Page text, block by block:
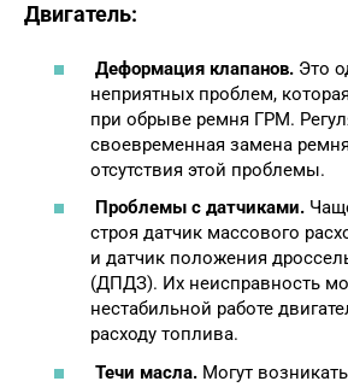
Двигатель:
Деформация клапанов. Это
неприятных проблем,
при обрыве ремня ГРМ.
своевременная замена
отсутствия этой проблемы.
Проблемы с датчиками.
строя датчик массового
и датчик положения
(ДПДЗ). Их неисправность
нестабильной работе
расходу топлива.
Течи масла. Могут